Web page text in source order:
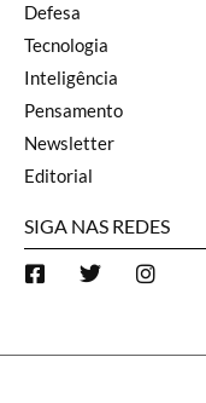
Defesa
Tecnologia
Inteligência
Pensamento
Newsletter
Editorial
SIGA NAS REDES